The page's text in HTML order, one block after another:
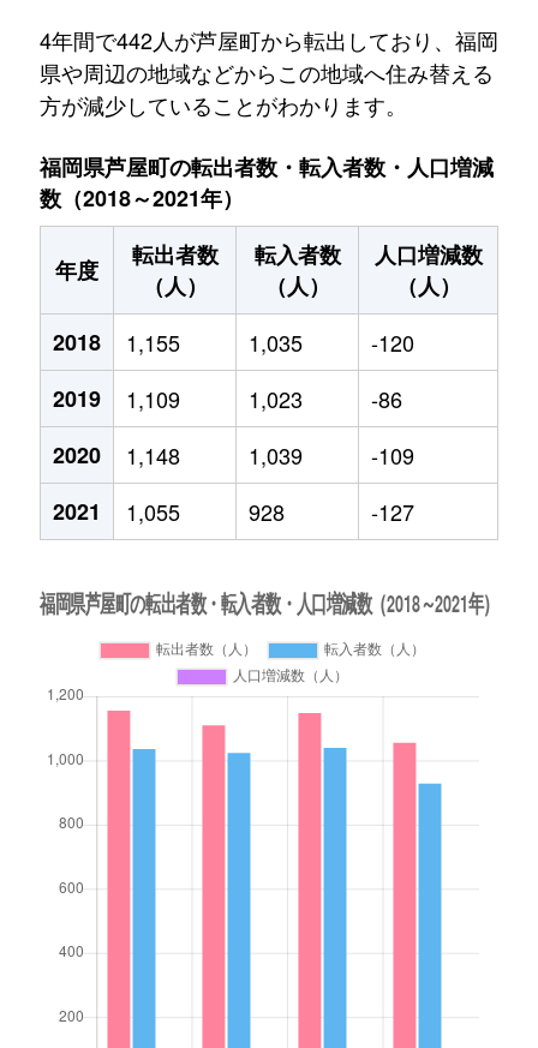
4年間で442人が芦屋町から転出しており、福岡
県や周辺の地域などからこの地域へ住み替える
方が減少していることがわかります。
福岡県芦屋町の転出者数・転入者数・人口増減
数（2018～2021年）
年度
転出者数
（人）
転入者数
（人）
人口増減数
（人）
2018
1,155 1,035
-120
2019
1,109 1,023
-86
2020
1,148 1,039
-109
2021
1,055 928 -127